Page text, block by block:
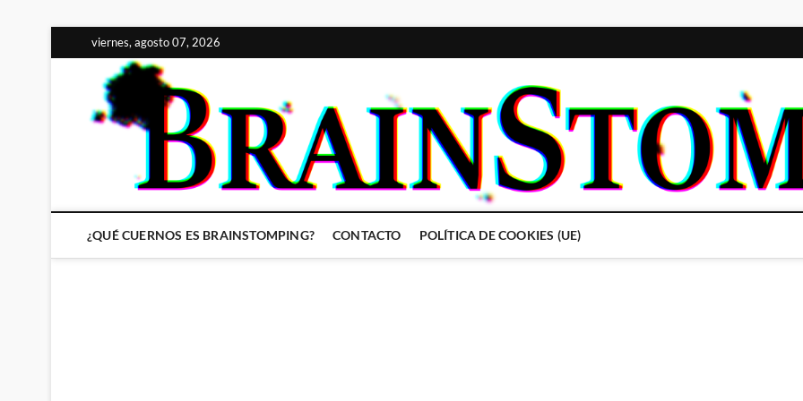
al
contenido
viernes, agosto 07, 2026
¿QUÉ CUERNOS ES BRAINSTOMPING? CONTACTO POLÍTICA DE COOKIES (UE)